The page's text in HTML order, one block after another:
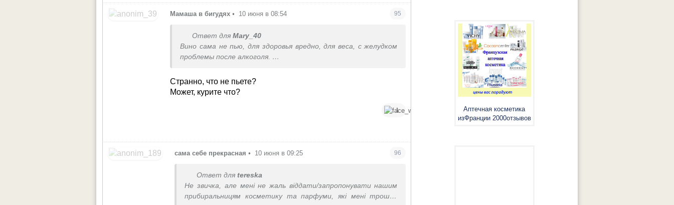
Мамаша в бигудях • 10 июня в 08:54 95
Ответ для Mary_40
Вино сама не пью, для здоровья вредно, для веса, с желудком
проблемы после алкоголя.
сок иногла, хотя конечно хочу избегать
Странно, что не пьете?
Может, курите что?
1
сама себе прекрасная • 10 июня в 09:25 96
Ответ для tereska
Не звичка, але мені не жаль віддати/запропонувати нашим
прибиральницям косметику та парфуми, які мені трошки
Аптечная косметика
изФранции 2000отзывов